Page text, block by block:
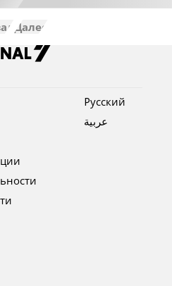
Далее
Pусский
عربية